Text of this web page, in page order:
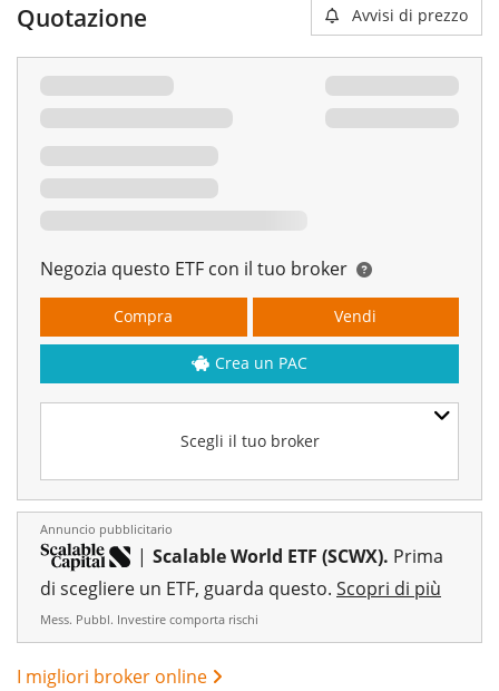
Quotazione Avvisi di prezzo
Negozia questo ETF con il tuo broker
Scegli il tuo broker
Compra Vendi
Crea un PAC
Annuncio pubblicitario
| Scalable World ETF (SCWX). Prima
di scegliere un ETF, guarda questo. Scopri di più
Mess. Pubbl. Investire comporta rischi
I migliori broker online